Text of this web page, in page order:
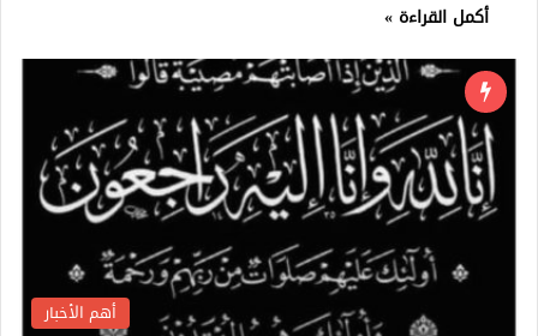
أكمل القراءة »
أهم الأخبار